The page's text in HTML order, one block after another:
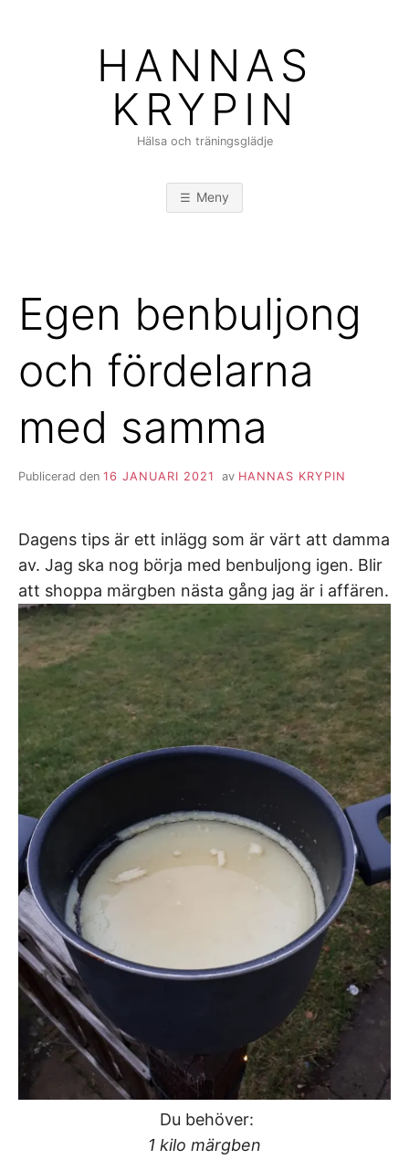
HANNAS
KRYPIN
Hälsa och träningsglädje
Meny
Egen benbuljong
och fördelarna
med samma
Publicerad den 16 JANUARI 2021 av HANNAS KRYPIN
Dagens tips är ett inlägg som är värt att damma
av. Jag ska nog börja med benbuljong igen. Blir
att shoppa märgben nästa gång jag är i affären.
Du behöver:
1 kilo märgben